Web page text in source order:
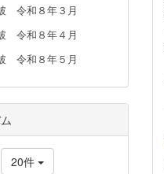
令和８年３月
令和８年４月
令和８年５月
20件